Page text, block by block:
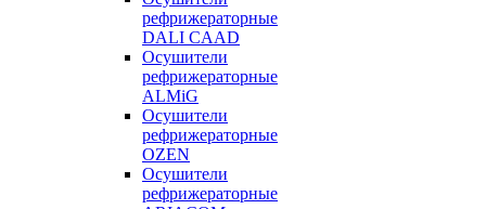
рефрижераторные
DALI CAAD
Осушители
рефрижераторные
ALMiG
Осушители
рефрижераторные
OZEN
Осушители
рефрижераторные